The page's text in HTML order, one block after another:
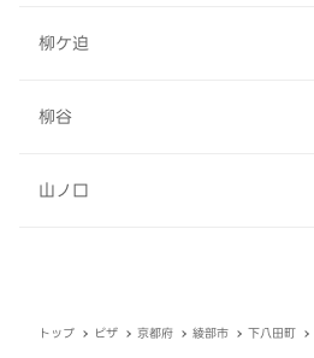
柳ケ迫
柳谷
山ノ口
トップ ピザ 京都府 綾部市 下八田町